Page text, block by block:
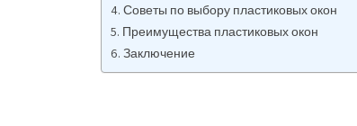
Советы по выбору пластиковых окон
Преимущества пластиковых окон
Заключение